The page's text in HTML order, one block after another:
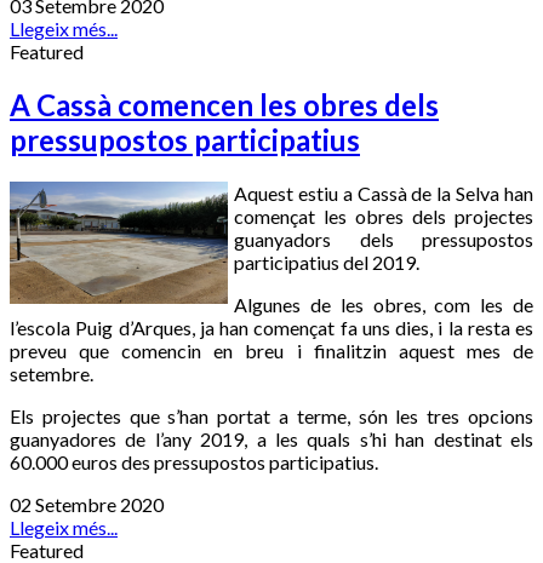
03 Setembre 2020
Llegeix més...
Featured
A Cassà comencen les obres dels
pressupostos participatius
Aquest estiu a Cassà de la Selva han
començat les obres dels projectes
guanyadors dels pressupostos
participatius del 2019.
Algunes de les obres, com les de
l’escola Puig d’Arques, ja han començat fa uns dies, i la resta es
preveu que comencin en breu i finalitzin aquest mes de
setembre.
Els projectes que s’han portat a terme, són les tres opcions
guanyadores de l’any 2019, a les quals s’hi han destinat els
60.000 euros des pressupostos participatius.
02 Setembre 2020
Llegeix més...
Featured